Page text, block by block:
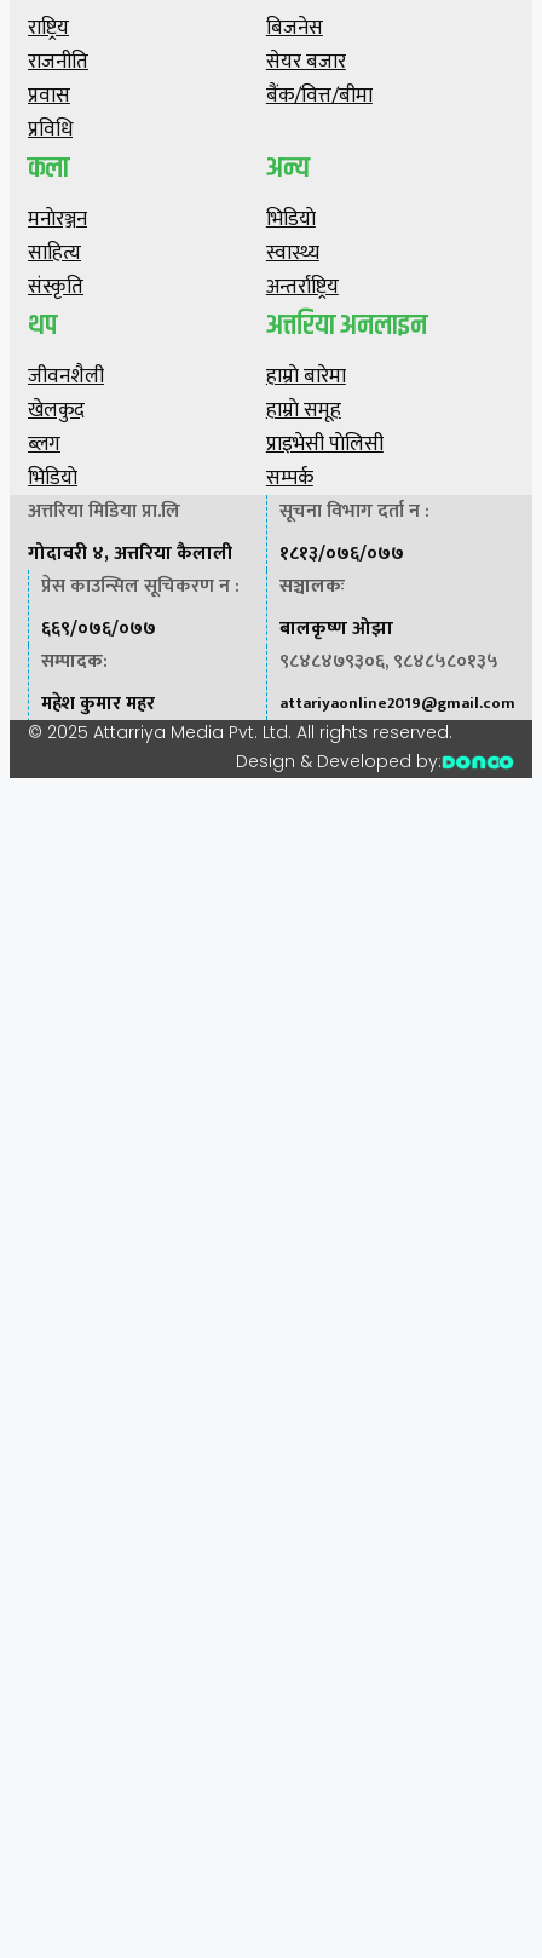
राष्ट्रिय
राजनीति
प्रवास
प्रविधि
बिजनेस
सेयर बजार
बैंक/वित्त/बीमा
कला
मनाेरञ्जन
साहित्य
संस्कृति
अन्य
भिडियाे
स्वास्थ्य
अन्तर्राष्ट्रिय
थप
जीवनशैली
खेलकुद
ब्लग
भिडियाे
अत्तरिया अनलाइन
हाम्राे बारेमा
हाम्राे समूह
प्राइभेसी पाेलिसी
सम्पर्क
अत्तरिया मिडिया प्रा.लि
गोदावरी ४, अत्तरिया कैलाली
सूचना विभाग दर्ता न :
१८१३/०७६/०७७
प्रेस काउन्सिल सूचिकरण न :
६६९/०७६/०७७
सञ्चालकः
बालकृष्ण ओझा
सम्पादक:
महेश कुमार महर
९८४८४७९३०६, ९८४८५८०१३५
attariyaonline2019@gmail.com
© 2025 Attarriya Media Pvt. Ltd. All rights reserved.
Design & Developed by: